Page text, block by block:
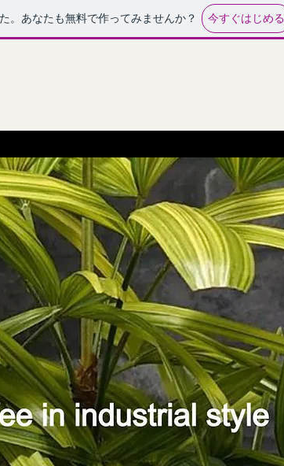
。あなたも無料で作ってみませんか？ 今すぐはじめる